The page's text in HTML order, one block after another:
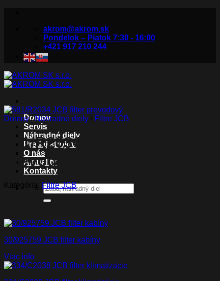
akrom@akrom.sk
Pondelok – Piatok 7:30 - 16:00
+421 917 210 244
Domov
Servis
Náhradné diely
Predaj strojov
O nás
Aktuality
Kontakty
Hľadať:
Domov / Náhradné diely / Filtre JCB
581/R2034 JCB filter
prevodový
Kategória: Filtre JCB
Súvisiace produkty
30/925759 JCB filter kabíny
Viac info